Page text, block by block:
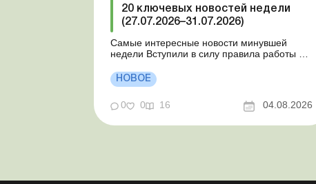
20 ключевых новостей недели
(27.07.2026–31.07.2026)
Самые интересные новости минувшей
недели Вступили в силу правила работы и
законы о мобилизации и военном
положении Для сельхозпредприятий и ФЛП
введены новые разовые статистические
формы Со 2 августа изменяется порядок
НОВОЕ
0 0 16 04.08.2026